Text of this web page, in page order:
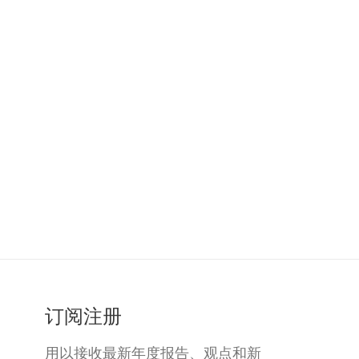
订阅注册
用以接收最新年度报告、观点和新